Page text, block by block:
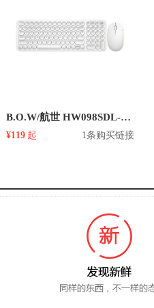
B.O.W/航世 HW098SDL-2 无线键盘鼠标套装
¥119 起 1条购买链接